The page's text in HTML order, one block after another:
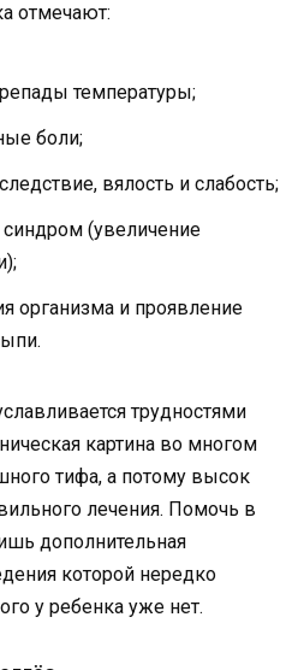
отмечают:
температуры;
боли;
вялость и слабость;
(увеличение
организма и проявление
трудностями
картина во многом
тифа, а потому высок
лечения. Помочь в
дополнительная
которой нередко
у ребенка уже нет.